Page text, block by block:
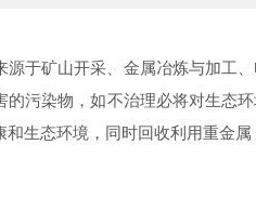
矿山开采、金属冶炼与加工、
的污染物，如不治理必将对生态
和生态环境，同时回收利用重金